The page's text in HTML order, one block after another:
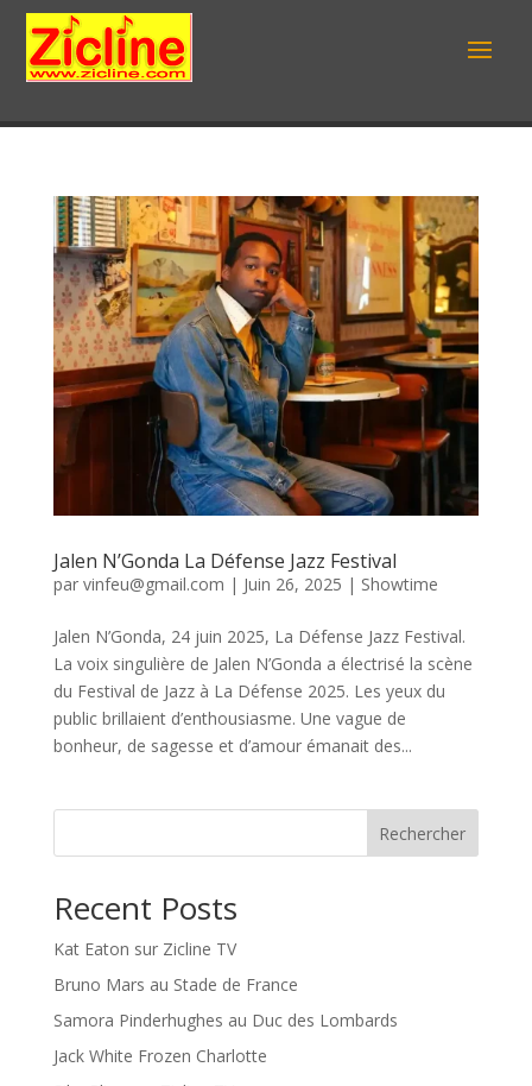
Jalen N’Gonda La Défense Jazz Festival
par vinfeu@gmail.com | Juin 26, 2025 | Showtime
Jalen N’Gonda, 24 juin 2025, La Défense Jazz Festival.
La voix singulière de Jalen N’Gonda a électrisé la scène
du Festival de Jazz à La Défense 2025. Les yeux du
public brillaient d’enthousiasme. Une vague de
bonheur, de sagesse et d’amour émanait des...
Rechercher
Recent Posts
Kat Eaton sur Zicline TV
Bruno Mars au Stade de France
Samora Pinderhughes au Duc des Lombards
Jack White Frozen Charlotte